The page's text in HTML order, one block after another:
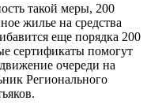
такой меры, 200
жилье на средства
еще порядка 200
сертификаты помогут
очереди на
Регионального